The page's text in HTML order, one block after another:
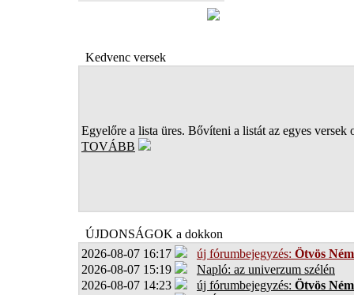
Kedvenc versek
Egyelőre a lista üres. Bővíteni a listát az egyes versek
TOVÁBB
ÚJDONSÁGOK a dokkon
2026-08-07 16:17
új fórumbejegyzés: Ötvös
2026-08-07 15:19
Napló: az univerzum szélén
2026-08-07 14:23
új fórumbejegyzés: Ötvös